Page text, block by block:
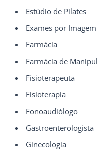
Estúdio de Pilates
Exames por Imagem
Farmácia
Farmácia de
Fisioterapeuta
Fisioterapia
Fonoaudiólogo
Gastroenterologista
Ginecologia